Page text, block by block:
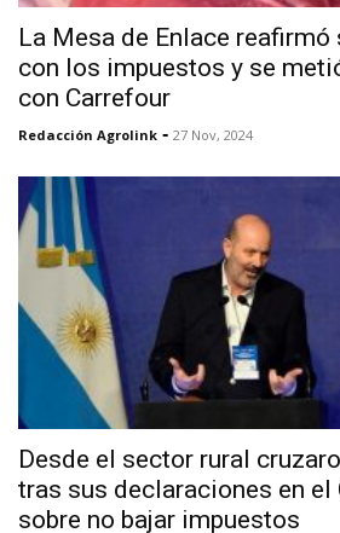
La Mesa de Enlace reafirmó
con los impuestos y se
con Carrefour
Redacción Agrolink - 27 Nov, 2024
Desde el sector rural
tras sus declaraciones en el
sobre no bajar impuestos